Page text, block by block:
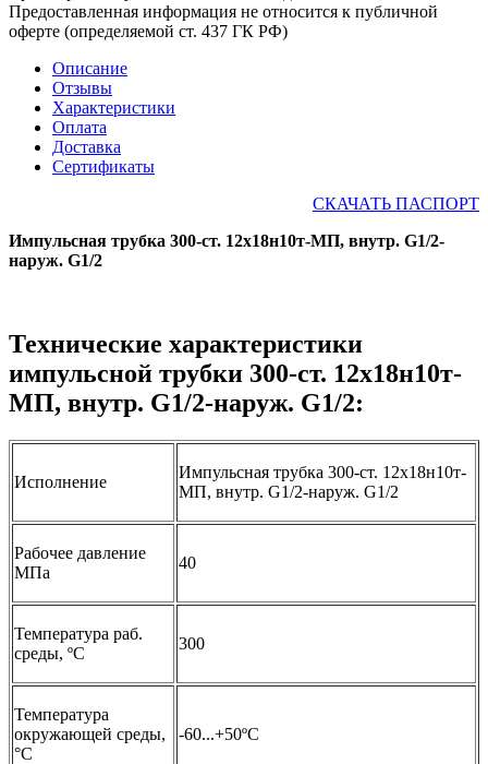
Предоставленная информация не относится к публичной
оферте (определяемой ст. 437 ГК РФ)
Описание
Отзывы
Характеристики
Оплата
Доставка
Сертификаты
СКАЧАТЬ ПАСПОРТ
Импульсная трубка 300-ст. 12х18н10т-МП, внутр. G1/2-
наруж. G1/2
Технические характеристики
импульсной трубки 300-ст. 12х18н10т-
МП, внутр. G1/2-наруж. G1/2:
Исполнение
Импульсная трубка 300-ст. 12х18н10т-
МП, внутр. G1/2-наруж. G1/2
Рабочее давление
МПа
40
Температура раб.
среды, ºС
300
Температура
окружающей среды,
°C
-60...+50ºС